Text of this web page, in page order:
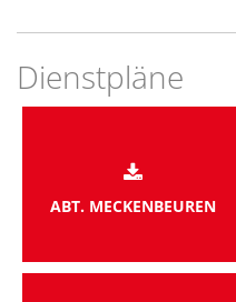
Dienstpläne
ABT. MECKENBEUREN